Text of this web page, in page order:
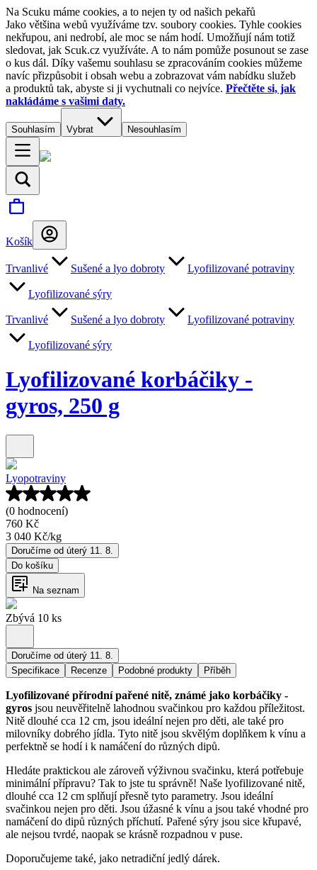
Na Scuku máme cookies, a to nejen ty od našich pekařů
Jako většina webů využíváme tzv. soubory cookies. Tyhle cookies
nekřupou, ani nedrobí, ale moc se nám hodí. Umožňují nám totiž
sledovat, jak Scuk.cz využíváte. A to nám pomůže posunout se zase
o kus dál. Díky vašemu souhlasu se zpracováním cookies můžeme
navíc přizpůsobit i obsah webu a zobrazovat vám nabídku služeb
a produktů tak, abyste si ji vychutnali co nejvíce. Přečtěte si, jak
nakládáme s vašimi daty.
Souhlasím Vybrat Nesouhlasím
Košík
Trvanlivé Sušené a lyo dobroty Lyofilizované potraviny
Lyofilizované sýry
Trvanlivé Sušené a lyo dobroty Lyofilizované potraviny
Lyofilizované sýry
Lyofilizované korbáčiky -
gyros, 250 g
Lyopotraviny
(0 hodnocení)
760 Kč
3 040 Kč/kg
Doručíme od úterý 11. 8.
Do košíku
Na seznam
Zbývá 10 ks
Doručíme od úterý 11. 8.
Specifikace
Recenze Podobné produkty Příběh
Lyofilizované přírodní pařené nitě, známé jako korbáčiky -
gyros jsou neuvěřitelně lahodnou svačinkou pro každou příležitost.
Nitě dlouhé cca 12 cm, jsou ideální nejen pro děti, ale také pro
milovníky dobrého jídla. Tyto nitě jsou skvělým doplňkem k vínu a
perfektně se hodí i k namáčení do různých dipů.
Hledáte praktickou ale zároveň výživnou svačinku, která potřebuje
minimální přípravu? Tak to jste tu správně! Naše lyofilizované nitě,
dlouhé cca 12 cm splňují přesně tyto parametry. Jsou ideální
svačinkou nejen pro děti. Jsou úžasné k vínu a jsou také vhodné pro
namáčení do dipů různých příchutí. Pařené sýry jsou sice křupavé,
ale nejsou tvrdé, naopak se krásně rozpadnou v puse.
Doporučujeme také, jako netradiční jedlý dárek.